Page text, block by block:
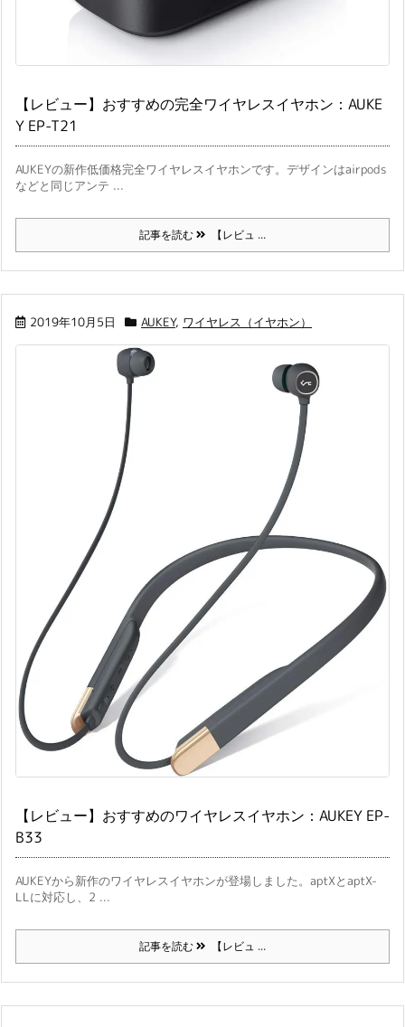
【レビュー】おすすめの完全ワイヤレスイヤホン：AUKE
Y EP-T21
AUKEYの新作低価格完全ワイヤレスイヤホンです。デザインはairpods
などと同じアンテ ...
記事を読む 【レビュ ...
2019年10月5日 AUKEY, ワイヤレス（イヤホン）
【レビュー】おすすめのワイヤレスイヤホン：AUKEY EP-
B33
AUKEYから新作のワイヤレスイヤホンが登場しました。aptXとaptX-
LLに対応し、2 ...
記事を読む 【レビュ ...